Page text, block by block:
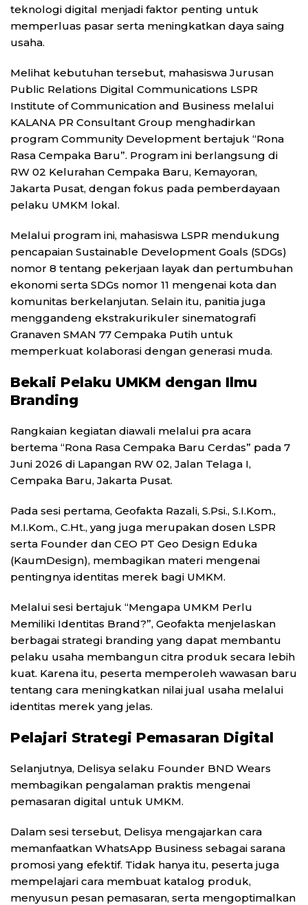
teknologi digital menjadi faktor penting untuk
memperluas pasar serta meningkatkan daya saing
usaha.
Melihat kebutuhan tersebut, mahasiswa Jurusan
Public Relations Digital Communications LSPR
Institute of Communication and Business melalui
KALANA PR Consultant Group menghadirkan
program Community Development bertajuk “Rona
Rasa Cempaka Baru”. Program ini berlangsung di
RW 02 Kelurahan Cempaka Baru, Kemayoran,
Jakarta Pusat, dengan fokus pada pemberdayaan
pelaku UMKM lokal.
Melalui program ini, mahasiswa LSPR mendukung
pencapaian Sustainable Development Goals (SDGs)
nomor 8 tentang pekerjaan layak dan pertumbuhan
ekonomi serta SDGs nomor 11 mengenai kota dan
komunitas berkelanjutan. Selain itu, panitia juga
menggandeng ekstrakurikuler sinematografi
Granaven SMAN 77 Cempaka Putih untuk
memperkuat kolaborasi dengan generasi muda.
Bekali Pelaku UMKM dengan Ilmu
Branding
Rangkaian kegiatan diawali melalui pra acara
bertema “Rona Rasa Cempaka Baru Cerdas” pada 7
Juni 2026 di Lapangan RW 02, Jalan Telaga I,
Cempaka Baru, Jakarta Pusat.
Pada sesi pertama, Geofakta Razali, S.Psi., S.I.Kom.,
M.I.Kom., C.Ht., yang juga merupakan dosen LSPR
serta Founder dan CEO PT Geo Design Eduka
(KaumDesign), membagikan materi mengenai
pentingnya identitas merek bagi UMKM.
Melalui sesi bertajuk “Mengapa UMKM Perlu
Memiliki Identitas Brand?”, Geofakta menjelaskan
berbagai strategi branding yang dapat membantu
pelaku usaha membangun citra produk secara lebih
kuat. Karena itu, peserta memperoleh wawasan baru
tentang cara meningkatkan nilai jual usaha melalui
identitas merek yang jelas.
Pelajari Strategi Pemasaran Digital
Selanjutnya, Delisya selaku Founder BND Wears
membagikan pengalaman praktis mengenai
pemasaran digital untuk UMKM.
Dalam sesi tersebut, Delisya mengajarkan cara
memanfaatkan WhatsApp Business sebagai sarana
promosi yang efektif. Tidak hanya itu, peserta juga
mempelajari cara membuat katalog produk,
menyusun pesan pemasaran, serta mengoptimalkan